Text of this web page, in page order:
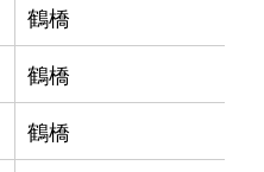
鶴橋
鶴橋
鶴橋